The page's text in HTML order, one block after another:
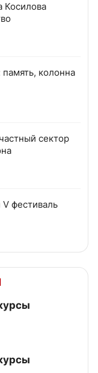
Косилова
колонна
сектор
фестиваль